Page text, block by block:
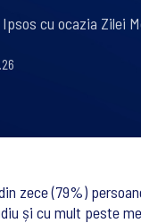
cu ocazia Zilei
zece (79%)
și cu mult peste